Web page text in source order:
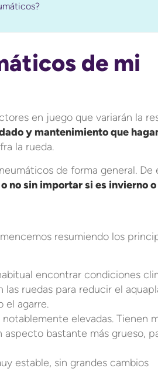
de mi
en juego que variarán la
y mantenimiento que
la rueda.
de forma general. De
no sin importar si es invierno
resumiendo los
encontrar condiciones
ruedas para reducir el
el agarre.
elevadas. Tienen
bastante más grueso,
estable, sin grandes cambios